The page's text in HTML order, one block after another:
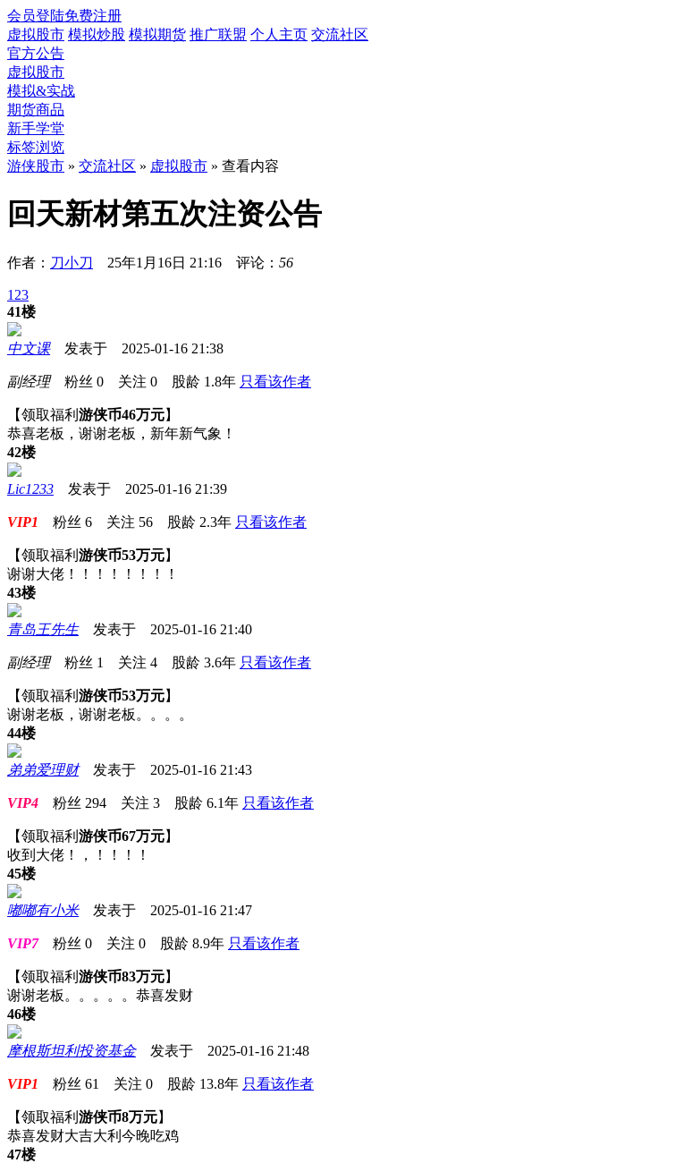
会员登陆免费注册
虚拟股市 模拟炒股 模拟期货 推广联盟 个人主页 交流社区
官方公告
虚拟股市
模拟&实战
期货商品
新手学堂
标签浏览
游侠股市 » 交流社区 » 虚拟股市 » 查看内容
回天新材第五次注资公告
作者： 刀小刀 25年1月16日 21:16 评论： 56
1 23
41楼
中文课发表于 2025-01-16 21:38
副经理粉丝 0 关注 0 股龄 1.8年 只看该作者
【领取福利 游侠币46万元】
恭喜老板，谢谢老板，新年新气象！
42楼
Lic1233 发表于 2025-01-16 21:39
VIP1 粉丝 6 关注 56 股龄 2.3年 只看该作者
【领取福利 游侠币53万元】
谢谢大佬！！！！！！！！
43楼
青岛王先生发表于 2025-01-16 21:40
副经理粉丝 1 关注 4 股龄 3.6年 只看该作者
【领取福利 游侠币53万元】
谢谢老板，谢谢老板。。。。
44楼
弟弟爱理财发表于 2025-01-16 21:43
VIP4 粉丝 294 关注 3 股龄 6.1年 只看该作者
【领取福利 游侠币67万元】
收到大佬！，！！！！
45楼
嘟嘟有小米发表于 2025-01-16 21:47
VIP7粉丝 0 关注 0 股龄 8.9年 只看该作者
【领取福利 游侠币83万元】
谢谢老板。。。。。恭喜发财
46楼
摩根斯坦利投资基金发表于 2025-01-16 21:48
VIP1 粉丝 61 关注 0 股龄 13.8年 只看该作者
【领取福利 游侠币8万元】
恭喜发财大吉大利今晚吃鸡
47楼